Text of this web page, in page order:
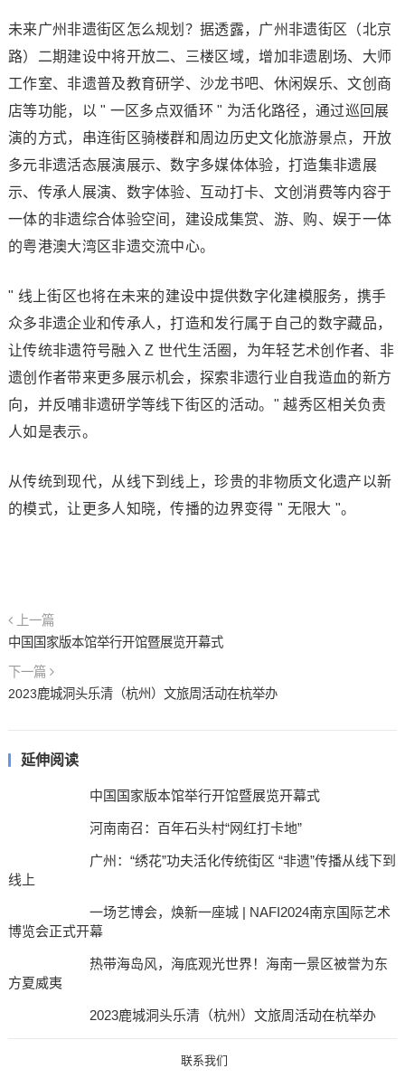
未来广州非遗街区怎么规划？据透露，广州非遗街区（北京
路）二期建设中将开放二、三楼区域，增加非遗剧场、大师
工作室、非遗普及教育研学、沙龙书吧、休闲娱乐、文创商
店等功能，以 " 一区多点双循环 " 为活化路径，通过巡回展
演的方式，串连街区骑楼群和周边历史文化旅游景点，开放
多元非遗活态展演展示、数字多媒体体验，打造集非遗展
示、传承人展演、数字体验、互动打卡、文创消费等内容于
一体的非遗综合体验空间，建设成集赏、游、购、娱于一体
的粤港澳大湾区非遗交流中心。
" 线上街区也将在未来的建设中提供数字化建模服务，携手
众多非遗企业和传承人，打造和发行属于自己的数字藏品，
让传统非遗符号融入 Z 世代生活圈，为年轻艺术创作者、非
遗创作者带来更多展示机会，探索非遗行业自我造血的新方
向，并反哺非遗研学等线下街区的活动。" 越秀区相关负责
人如是表示。
从传统到现代，从线下到线上，珍贵的非物质文化遗产以新
的模式，让更多人知晓，传播的边界变得 " 无限大 "。
上一篇
中国国家版本馆举行开馆暨展览开幕式
下一篇
2023鹿城洞头乐清（杭州）文旅周活动在杭举办
延伸阅读
中国国家版本馆举行开馆暨展览开幕式
河南南召：百年石头村“网红打卡地”
广州：“绣花”功夫活化传统街区 “非遗”传播从线下到
线上
一场艺博会，焕新一座城 | NAFI2024南京国际艺术
博览会正式开幕
热带海岛风，海底观光世界！海南一景区被誉为东
方夏威夷
2023鹿城洞头乐清（杭州）文旅周活动在杭举办
联系我们